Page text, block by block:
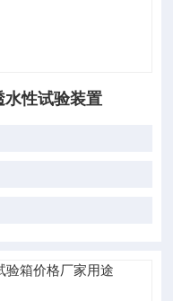
水性试验装置